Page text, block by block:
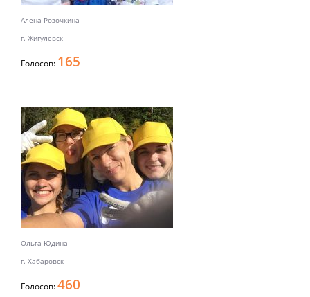
Алена Розочкина
г. Жигулевск
Голосов: 165
Ольга Юдина
г. Хабаровск
Голосов:460